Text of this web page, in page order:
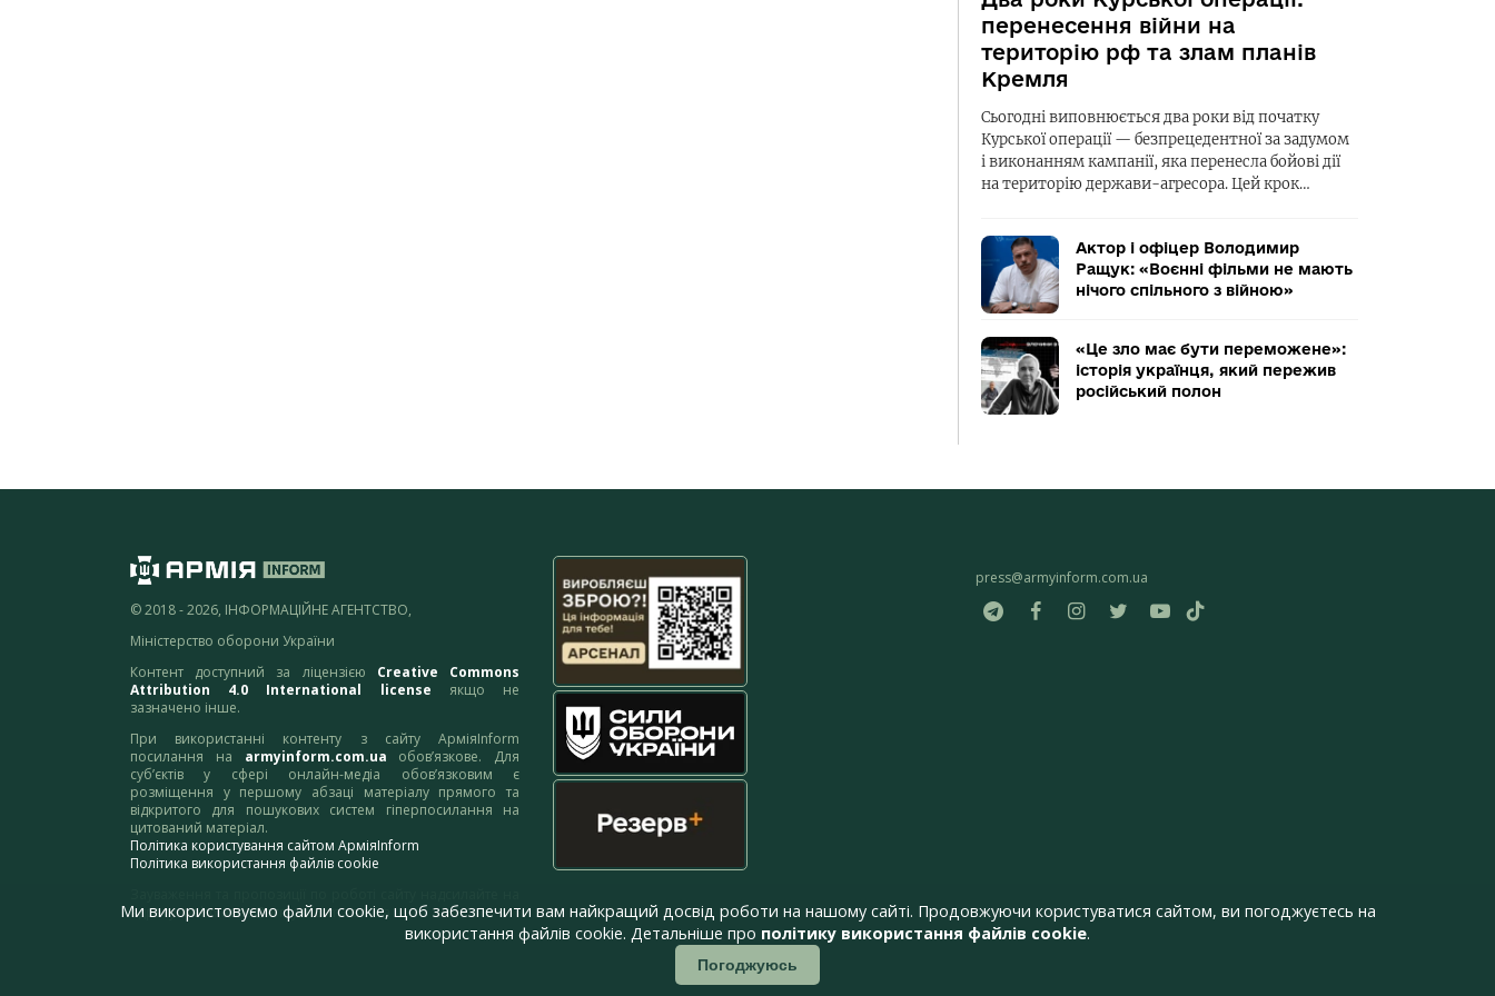
перенесення війни на
територію рф та злам планів
Кремля
Сьогодні виповнюється два роки від початку
Курської операції — безпрецедентної за задумом
і виконанням кампанії, яка перенесла бойові дії
на територію держави-агресора. Цей крок…
Актор і офіцер Володимир
Ращук: «Воєнні фільми не мають
нічого спільного з війною»
«Це зло має бути переможене»:
історія українця, який пережив
російський полон
© 2018 - 2026, ІНФОРМАЦІЙНЕ АГЕНТСТВО,
Міністерство оборони України
Контент доступний за ліцензією Creative Commons
Attribution 4.0 International license якщо не
зазначено інше.
При використанні контенту з сайту АрміяInform
посилання на armyinform.com.ua обов’язкове. Для
суб’єктів у сфері онлайн-медіа обов’язковим є
розміщення у першому абзаці матеріалу прямого та
відкритого для пошукових систем гіперпосилання на
цитований матеріал.
Політика користування сайтом АрміяInform
Політика використання файлів cookie
адресу:webmaster@armyinform.com.ua
press@armyinform.com.ua
Ми використовуємо файли cookie, щоб забезпечити вам найкращий досвід роботи на нашому сайті. Продовжуючи користуватися сайтом, ви погоджуєтесь на
використання файлів cookie. Детальніше про політику використання файлів cookie.
Погоджуюсь